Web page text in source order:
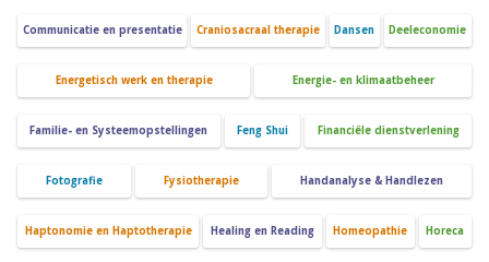
Communicatie en presentatie Craniosacraal therapie Dansen Deeleconomie
Energetisch werk en therapie Energie- en klimaatbeheer
Familie- en Systeemopstellingen Feng Shui Financiële dienstverlening
Fotografie Fysiotherapie Handanalyse & Handlezen
Haptonomie en Haptotherapie Healing en Reading Homeopathie Horeca